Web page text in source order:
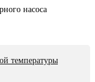
температуры